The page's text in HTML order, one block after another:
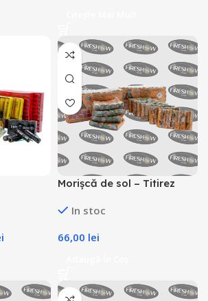
Morișcă de sol – Titirez
72bucIn stoc
66,00 lei